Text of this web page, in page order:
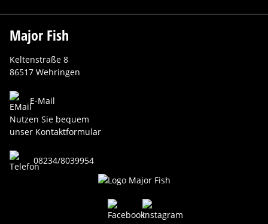
Major Fish
Keltenstraße 8
86517 Wehringen
E-Mail
Nutzen Sie bequem
unser Kontaktformular
08234/8039954